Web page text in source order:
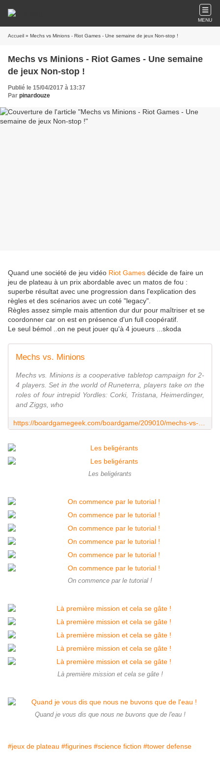
MENU
Accueil » Mechs vs Minions - Riot Games - Une semaine de jeux Non-stop !
Mechs vs Minions - Riot Games - Une semaine
de jeux Non-stop !
Publié le 15/04/2017 à 13:37
Par pinardouze
Quand une société de jeu vidéo Riot Games décide de faire un
jeu de plateau à un prix abordable avec un matos de fou :
superbe résultat avec une progression dans l'explication des
règles et des scénarios avec un coté "legacy".
Règles assez simple mais attention dur dur pour maîtriser et se
coordonner car on est en présence d'un full coopératif.
Le seul bémol ..on ne peut jouer qu'à 4 joueurs ...skoda
Mechs vs. Minions
Mechs vs. Minions is a cooperative tabletop campaign for 2-
4 players. Set in the world of Runeterra, players take on the
roles of four intrepid Yordles: Corki, Tristana, Heimerdinger,
and Ziggs, who
Les beligérants
On commence par le tutorial !
Là première mission et cela se gâte !
Quand je vous dis que nous ne buvons que de l'eau !
#jeux de plateau #figurines #science fiction #tower defense